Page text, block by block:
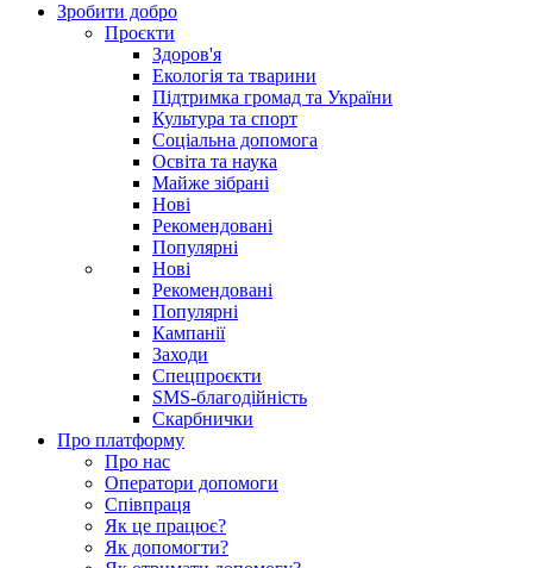
Зробити добро
Проєкти
Здоров'я
Екологія та тварини
Підтримка громад та України
Культура та спорт
Соціальна допомога
Освіта та наука
Майже зібрані
Нові
Рекомендовані
Популярні
Нові
Рекомендовані
Популярні
Кампанії
Заходи
Спецпроєкти
SMS-благодійність
Скарбнички
Про платформу
Про нас
Оператори допомоги
Співпраця
Як це працює?
Як допомогти?